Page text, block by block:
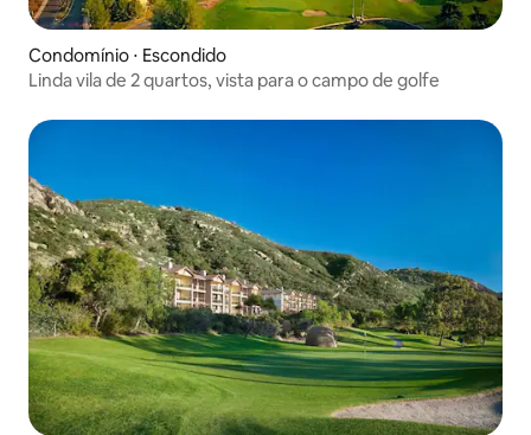
Condomínio ⋅ Escondido
Linda vila de 2 quartos, vista para o campo de golfe